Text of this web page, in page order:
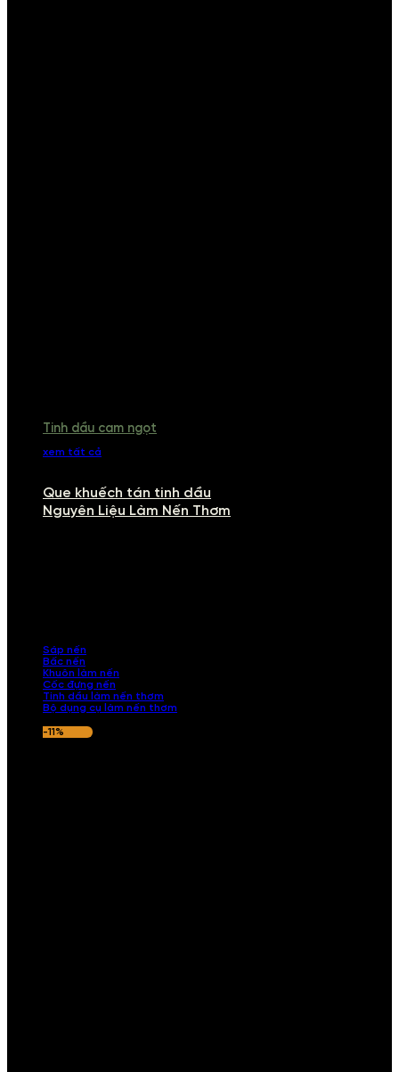
Tinh dầu cam ngọt
xem tất cả
Que khuếch tán tinh dầu
Nguyên Liệu Làm Nến Thơm
Sáp nến
Bấc nến
Khuôn làm nến
Cốc đựng nến
Tinh dầu làm nến thơm
Bộ dụng cụ làm nến thơm
-11%